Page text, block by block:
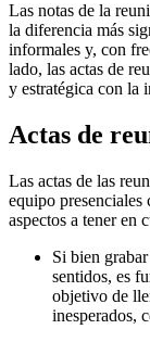
Las notas de la
la diferencia más
informales y, con
lado, las actas de
y estratégica con la
Actas de
Las actas de las
equipo
aspectos a tener en
Si bien
sentidos, es
objetivo de
inesperados,